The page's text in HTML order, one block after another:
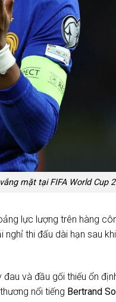
mặt tại FIFA World Cup
lực lượng trên hàng
nghỉ thi đấu dài hạn sau
và đầu gối thiếu ổn
nổi tiếng Bertrand